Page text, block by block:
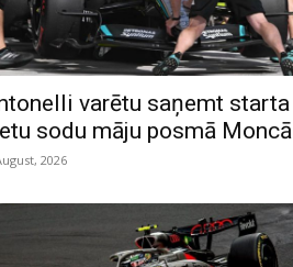
varētu saņemt starta
sodu māju posmā Moncā
2026